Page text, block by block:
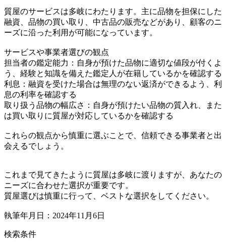
質屋のサービスは多岐にわたります。主に品物を担保にした
融資、品物の買い取り、中古品の販売などがあり、顧客のニ
ーズに沿った利用が可能になっています。
サービスや事業者選びの観点
担当者の鑑定能力：自身が預けた品物に適切な値段が付くよ
う、経験と知識を備えた鑑定人が在籍しているかを確認する
利息：融資を受けた場合は無理のない返済ができるよう、利
息の利率を確認する
取り扱う品物の幅広さ：自身が預けたい品物の質入れ、また
は買い取りに質屋が対応しているかを確認する
これらの観点から慎重に選ぶことで、信頼できる事業者と出
会えるでしょう。
これまで見てきたように質屋は多岐に渡りますが、あなたの
ニーズに合わせた選択が重要です。
質屋選びは慎重に行って、ベストな選択をしてください。
執筆年月日：2024年11月6日
検索条件